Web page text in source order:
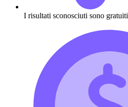
I risultati sconosciuti sono gratuiti